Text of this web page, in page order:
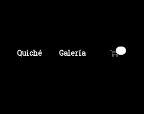
Quiché Galería